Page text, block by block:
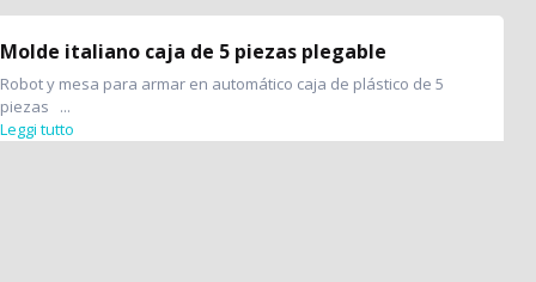
Molde italiano caja de 5 piezas plegable
Robot y mesa para armar en automático caja de plástico de 5
piezas ...
Leggi tutto